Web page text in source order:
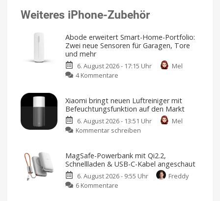
Weiteres iPhone-Zubehör
Abode erweitert Smart-Home-Portfolio:
Zwei neue Sensoren für Garagen, Tore
und mehr
6. August 2026 - 17:15 Uhr
Mel
4 Kommentare
Smart-
Home-
Portfolio:
Zwei
für
Garagen,
Tore
Xiaomi bringt neuen Luftreiniger mit
Befeuchtungsfunktion auf den Markt
6. August 2026 - 13:51 Uhr
Mel
Kommentar schreiben
neuen
Luftreiniger
mit
MagSafe-Powerbank mit Qi2.2,
Schnellladen & USB-C-Kabel angeschaut
6. August 2026 - 9:55 Uhr
Freddy
6 Kommentare